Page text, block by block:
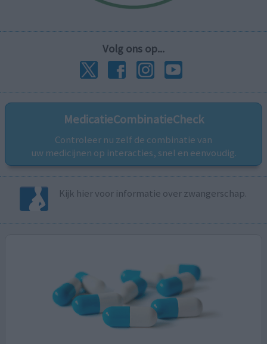
Volg ons op...
MedicatieCombinatieCheck
Controleer nu zelf de combinatie van
uw medicijnen op interacties, snel en eenvoudig.
Kijk hier voor informatie over zwangerschap.